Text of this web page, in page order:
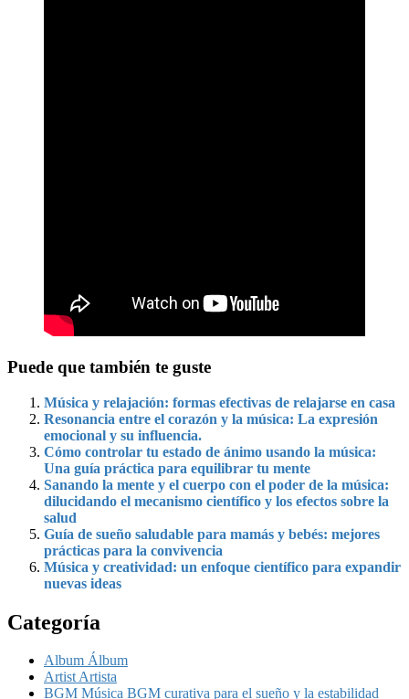
Puede que también te guste
Música y relajación: formas efectivas de relajarse en casa
Resonancia entre el corazón y la música: La expresión
emocional y su influencia.
Cómo controlar tu estado de ánimo usando la música:
Una guía práctica para equilibrar tu mente
Sanando la mente y el cuerpo con el poder de la música:
dilucidando el mecanismo científico y los efectos sobre la
salud
Guía de sueño saludable para mamás y bebés: mejores
prácticas para la convivencia
Música y creatividad: un enfoque científico para expandir
nuevas ideas
Categoría
Album Álbum
Artist Artista
BGM Música BGM curativa para el sueño y la estabilidad